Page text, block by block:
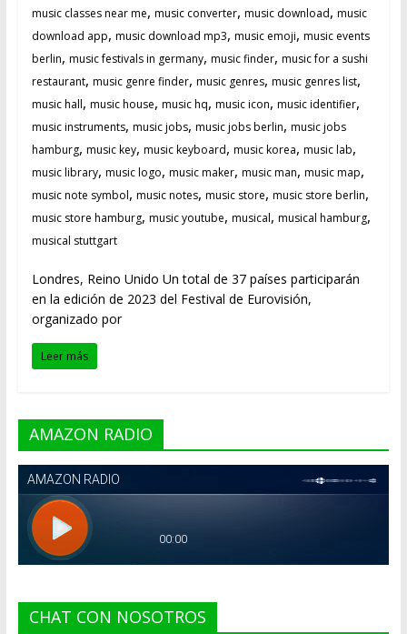
music classes near me, music converter, music download, music
download app, music download mp3, music emoji, music events
berlin, music festivals in germany, music finder, music for a sushi
restaurant, music genre finder, music genres, music genres list,
music hall, music house, music hq, music icon, music identifier,
music instruments, music jobs, music jobs berlin, music jobs
hamburg, music key, music keyboard, music korea, music lab,
music library, music logo, music maker, music man, music map,
music note symbol, music notes, music store, music store berlin,
music store hamburg, music youtube, musical, musical hamburg,
musical stuttgart
Londres, Reino Unido Un total de 37 países participarán
en la edición de 2023 del Festival de Eurovisión,
organizado por
Leer más
AMAZON RADIO
CHAT CON NOSOTROS